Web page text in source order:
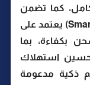
كما تضمن
المشروع نظام شحن ذكي (Smart Charging) يعتمد على
بكفاءة، بما
استهلاك
ذكية مدعومة